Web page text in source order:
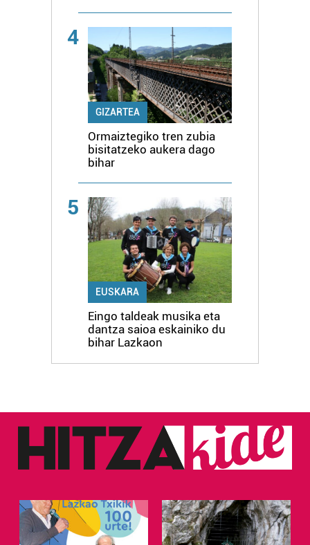
4
GIZARTEA
Ormaiztegiko tren zubia
bisitatzeko aukera dago
bihar
5
EUSKARA
Eingo taldeak musika eta
dantza saioa eskainiko du
bihar Lazkaon